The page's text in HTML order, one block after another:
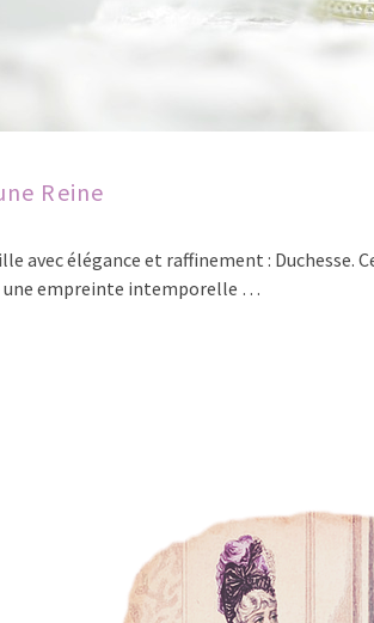
Reine
avec élégance et raffinement :
une empreinte intemporelle …